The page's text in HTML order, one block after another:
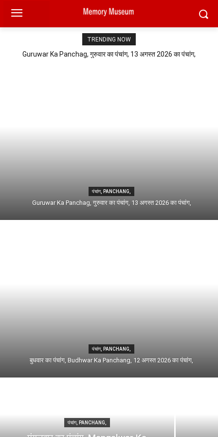
TRENDING NOW
Guruwar Ka Panchag, गुरुवार का पंचांग, 13 अगस्त 2026 का पंचांग,
पंचांग, PANCHANG,
Guruwar Ka Panchag, गुरुवार का पंचांग, 13 अगस्त 2026 का पंचांग,
पंचांग, PANCHANG,
बुधवार का पंचांग, Budhwar Ka Panchang, 12 अगस्त 2026 का पंचांग,
पंचांग, PANCHANG,